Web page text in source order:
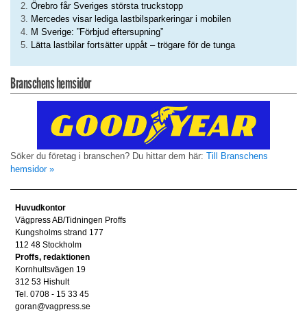
Örebro får Sveriges största truckstopp
Mercedes visar lediga lastbilsparkeringar i mobilen
M Sverige: ”Förbjud eftersupning”
Lätta lastbilar fortsätter uppåt – trögare för de tunga
Branschens hemsidor
Söker du företag i branschen? Du hittar dem här: Till Branschens
hemsidor »
Huvudkontor
Vägpress AB/Tidningen Proffs
Kungsholms strand 177
112 48 Stockholm
Proffs, redaktionen
Kornhultsvägen 19
312 53 Hishult
Tel. 0708 - 15 33 45
goran@vagpress.se